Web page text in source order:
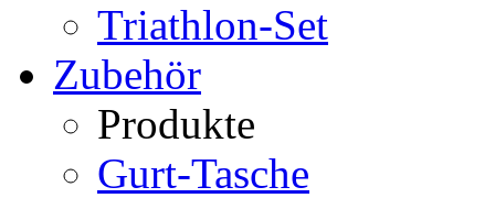
Triathlon-Set
Zubehör
Produkte
Gurt-Tasche